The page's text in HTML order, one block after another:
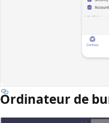
Ordinateur de